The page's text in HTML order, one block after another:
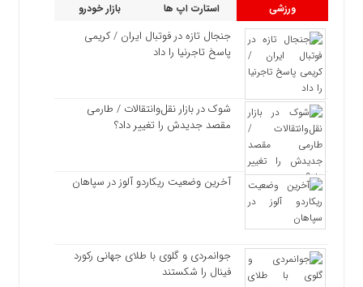
ورزشی استارت اپ ها بازار خودرو
جنجال تازه در فوتبال ایران / کریمی
پاسخ تاجرنیا را داد
شوک در بازار نقل‌وانتقالات / طارمی
مقصد جدیدش را تغییر داد؟
آخرین وضعیت ریکاردو آلوز در سپاهان
جوانمردی و گلوی با طلای جهانی رکورد
فینال را شکستند